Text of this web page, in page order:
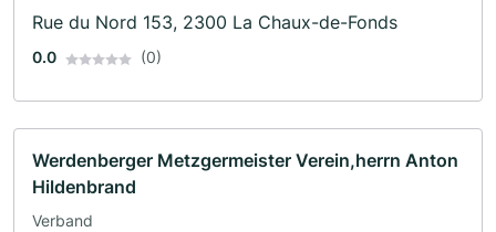
Rue du Nord 153, 2300 La Chaux-de-Fonds
0.0 (0)
Werdenberger Metzgermeister Verein,herrn Anton
Hildenbrand
Verband